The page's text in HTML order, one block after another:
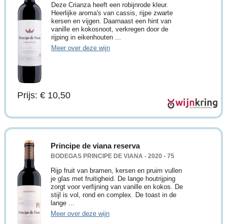
Deze Crianza heeft een robijnrode kleur.
Heerlijke aroma's van cassis, rijpe zwarte
kersen en vijgen. Daarnaast een hint van
vanille en kokosnoot, verkregen door de
rijping in eikenhouten ...
Meer over deze wijn
Prijs: € 10,50
Principe de viana reserva
BODEGAS PRINCIPE DE VIANA - 2020 - 75
Rijp fruit van bramen, kersen en pruim vullen
je glas met fruitigheid. De lange houtrijping
zorgt voor verfijning van vanille en kokos. De
stijl is vol, rond en complex. De toast in de
lange ...
Meer over deze wijn